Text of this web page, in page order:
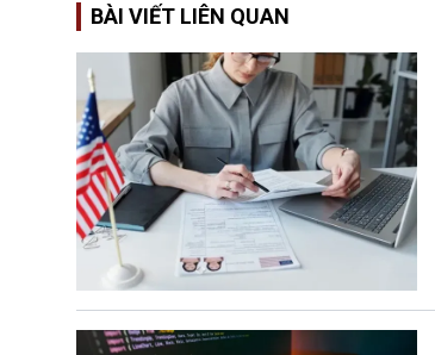
BÀI VIẾT LIÊN QUAN